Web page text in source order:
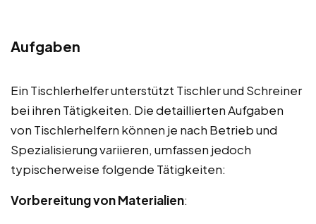
Aufgaben
Ein Tischlerhelfer unterstützt Tischler und Schreiner
bei ihren Tätigkeiten. Die detaillierten Aufgaben
von Tischlerhelfern können je nach Betrieb und
Spezialisierung variieren, umfassen jedoch
typischerweise folgende Tätigkeiten:
Vorbereitung von Materialien: